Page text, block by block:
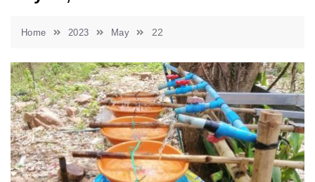
Home 2023 May 22